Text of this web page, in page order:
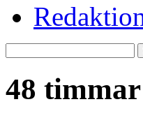
48 timmar